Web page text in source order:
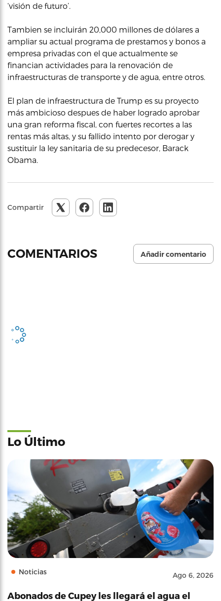
‘visión de futuro’.
Tambien se incluirán 20,000 millones de dólares a
ampliar su actual programa de prestamos y bonos a
empresa privadas con el que actualmente se
financian actividades para la renovación de
infraestructuras de transporte y de agua, entre otros.
El plan de infraestructura de Trump es su proyecto
más ambicioso despues de haber logrado aprobar
una gran reforma fiscal, con fuertes recortes a las
rentas más altas, y su fallido intento por derogar y
sustituir la ley sanitaria de su predecesor, Barack
Obama.
Compartir
COMENTARIOS Añadir comentario
Lo Último
Noticias Ago 6, 2026
Abonados de Cupey les llegará el agua el